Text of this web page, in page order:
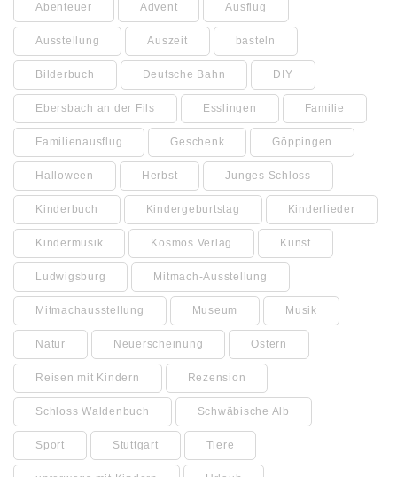
Abenteuer Advent Ausflug
Ausstellung Auszeit basteln
Bilderbuch Deutsche Bahn DIY
Ebersbach an der Fils Esslingen Familie
Familienausflug Geschenk Göppingen
Halloween Herbst Junges Schloss
Kinderbuch Kindergeburtstag Kinderlieder
Kindermusik Kosmos Verlag Kunst
Ludwigsburg Mitmach-Ausstellung
Mitmachausstellung Museum Musik
Natur Neuerscheinung Ostern
Reisen mit Kindern Rezension
Schloss Waldenbuch Schwäbische Alb
Sport Stuttgart Tiere